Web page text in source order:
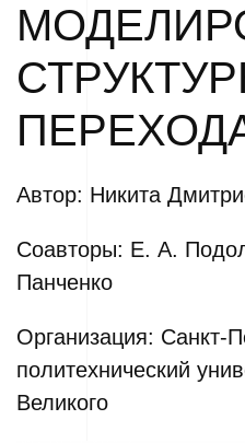
Автор: Никита
Соавторы: Е. А.
Панченко
Организация: Санкт-
политехнический
Великого